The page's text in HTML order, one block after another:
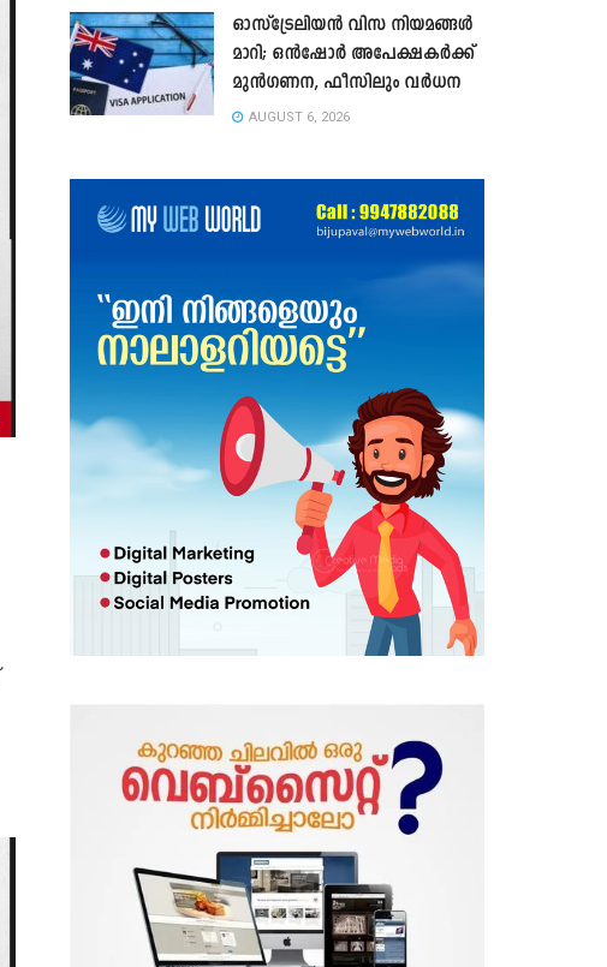
ഓസ്‌ട്രേലിയൻ വിസ നിയമങ്ങൾ
മാറി; ഒൻഷോർ അപേക്ഷകർക്ക്
മുൻഗണന, ഫീസിലും വർധന
AUGUST 6, 2026